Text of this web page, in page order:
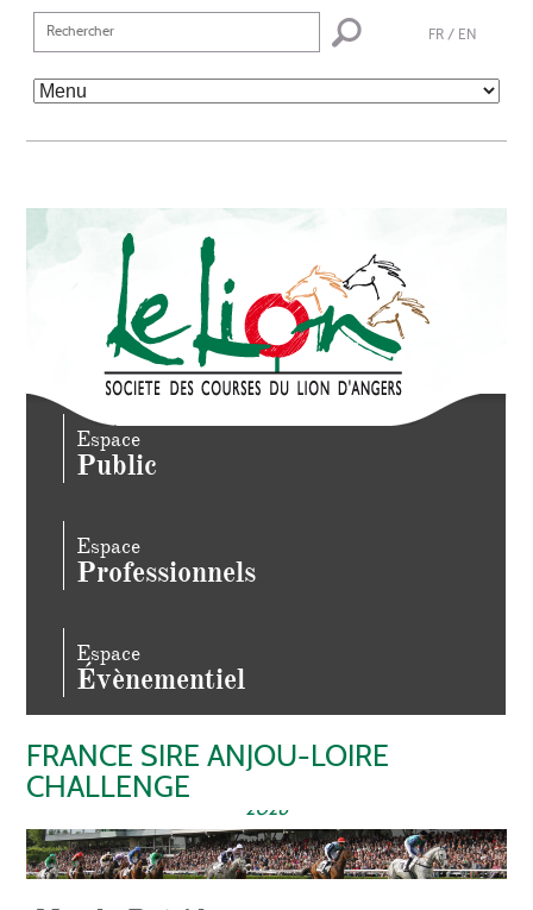
FR/ EN
Espace
Public
Espace
Professionnels
Espace
Évènementiel
FRANCE SIRE ANJOU-LOIRE
CHALLENGE
La plus longue course d’obstacles du monde ! - 14 Mai
2026